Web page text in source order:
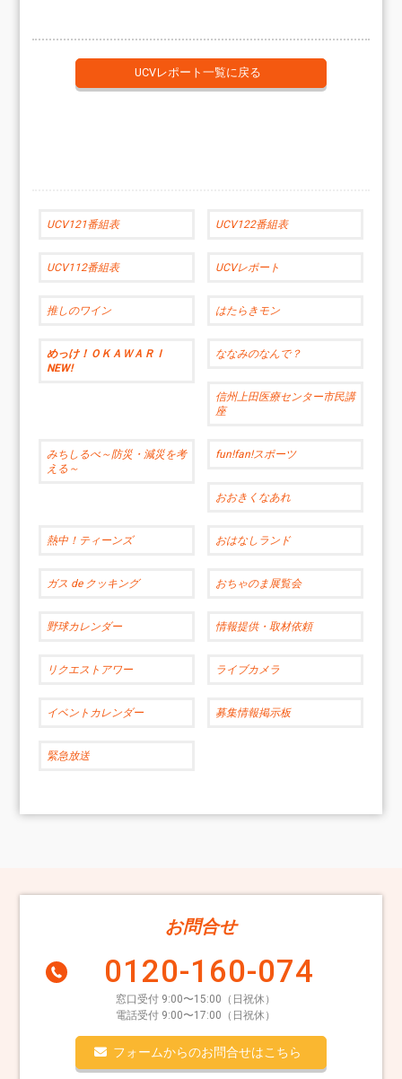
UCVレポート一覧に戻る
UCV121番組表 UCV122番組表
UCV112番組表 UCVレポート
推しのワイン はたらきモン
めっけ！ＯＫＡＷＡＲＩ
NEW!
ななみのなんで？
信州上田医療センター市民講
座
みちしるべ～防災・減災を考
える～
fun!fan!スポーツ
おおきくなあれ
熱中！ティーンズ おはなしランド
ガス de クッキング おちゃのま展覧会
野球カレンダー 情報提供・取材依頼
リクエストアワー ライブカメラ
イベントカレンダー 募集情報掲示板
緊急放送
お問合せ
0120-160-074
窓口受付 9:00〜15:00（日祝休）
電話受付 9:00〜17:00（日祝休）
フォームからのお問合せはこちら